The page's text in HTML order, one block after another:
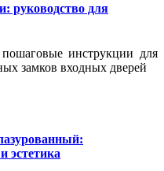
руководство для
инструкции для
замков входных дверей
эстетика